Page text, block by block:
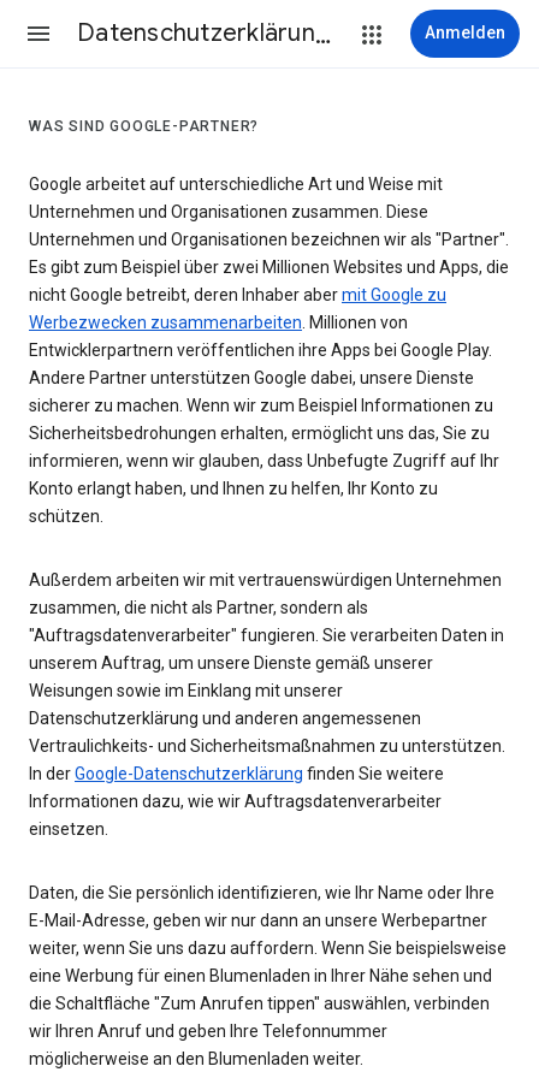
Datenschutzerklärung & Nutzungsbedingungen Anmelden
WAS SIND GOOGLE-PARTNER?
Google arbeitet auf unterschiedliche Art und Weise mit
Unternehmen und Organisationen zusammen. Diese
Unternehmen und Organisationen bezeichnen wir als "Partner".
Es gibt zum Beispiel über zwei Millionen Websites und Apps, die
nicht Google betreibt, deren Inhaber abermit Google zu
Werbezwecken zusammenarbeiten. Millionen von
Entwicklerpartnern veröffentlichen ihre Apps bei Google Play.
Andere Partner unterstützen Google dabei, unsere Dienste
sicherer zu machen. Wenn wir zum Beispiel Informationen zu
Sicherheitsbedrohungen erhalten, ermöglicht uns das, Sie zu
informieren, wenn wir glauben, dass Unbefugte Zugriff auf Ihr
Konto erlangt haben, und Ihnen zu helfen, Ihr Konto zu
schützen.
Außerdem arbeiten wir mit vertrauenswürdigen Unternehmen
zusammen, die nicht als Partner, sondern als
"Auftragsdatenverarbeiter" fungieren. Sie verarbeiten Daten in
unserem Auftrag, um unsere Dienste gemäß unserer
Weisungen sowie im Einklang mit unserer
Datenschutzerklärung und anderen angemessenen
Vertraulichkeits- und Sicherheitsmaßnahmen zu unterstützen.
In derGoogle-Datenschutzerklärung finden Sie weitere
Informationen dazu, wie wir Auftragsdatenverarbeiter
einsetzen.
Daten, die Sie persönlich identifizieren, wie Ihr Name oder Ihre
E-Mail-Adresse, geben wir nur dann an unsere Werbepartner
weiter, wenn Sie uns dazu auffordern. Wenn Sie beispielsweise
eine Werbung für einen Blumenladen in Ihrer Nähe sehen und
die Schaltfläche "Zum Anrufen tippen" auswählen, verbinden
wir Ihren Anruf und geben Ihre Telefonnummer
möglicherweise an den Blumenladen weiter.